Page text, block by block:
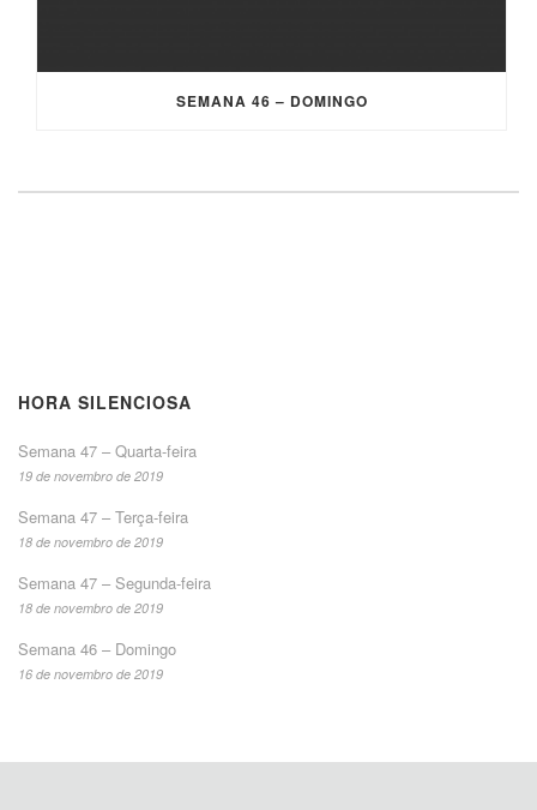
SEMANA 46 – DOMINGO
HORA SILENCIOSA
Semana 47 – Quarta-feira
19 de novembro de 2019
Semana 47 – Terça-feira
18 de novembro de 2019
Semana 47 – Segunda-feira
18 de novembro de 2019
Semana 46 – Domingo
16 de novembro de 2019